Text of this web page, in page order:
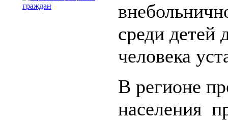
среди детей
человека
В регионе
населения